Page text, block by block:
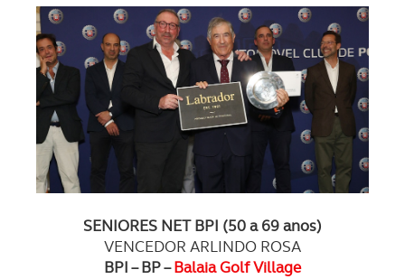
SENIORES NET BPI (50 a 69 anos)
VENCEDOR ARLINDO ROSA
BPI – BP –Balaia Golf Village